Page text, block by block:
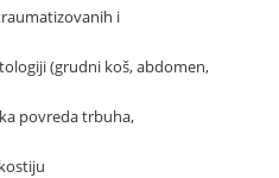
i
(grudni koš, abdomen,
povreda trbuha,